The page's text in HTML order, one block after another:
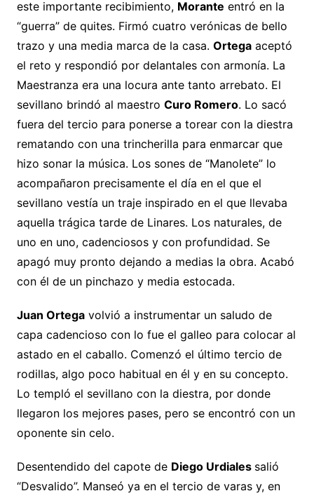
este importante recibimiento, Morante entró en la
“guerra” de quites. Firmó cuatro verónicas de bello
trazo y una media marca de la casa. Ortegaaceptó
el reto y respondió por delantales con armonía. La
Maestranza era una locura ante tanto arrebato. El
sevillano brindó al maestro Curo Romero. Lo sacó
fuera del tercio para ponerse a torear con la diestra
rematando con una trincherilla para enmarcar que
hizo sonar la música. Los sones de “Manolete” lo
acompañaron precisamente el día en el que el
sevillano vestía un traje inspirado en el que llevaba
aquella trágica tarde de Linares. Los naturales, de
uno en uno, cadenciosos y con profundidad. Se
apagó muy pronto dejando a medias la obra. Acabó
con él de un pinchazo y media estocada.
Juan Ortegavolvió a instrumentar un saludo de
capa cadencioso con lo fue el galleo para colocar al
astado en el caballo. Comenzó el último tercio de
rodillas, algo poco habitual en él y en su concepto.
Lo templó el sevillano con la diestra, por donde
llegaron los mejores pases, pero se encontró con un
oponente sin celo.
Desentendido del capote de Diego Urdiales salió
“Desvalido”. Manseó ya en el tercio de varas y, en